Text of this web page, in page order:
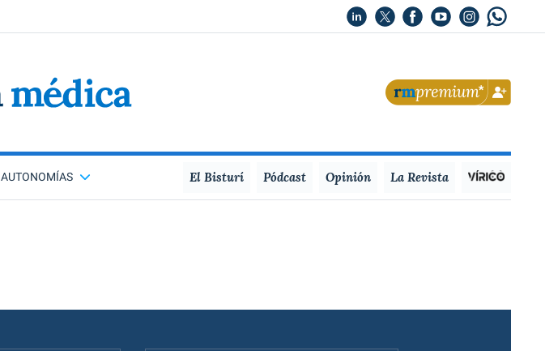
AUTONOMÍAS El Bisturí Pódcast Opinión La Revista